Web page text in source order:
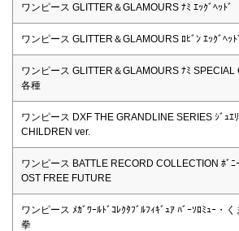
ワンピース GLITTER＆GLAMOURS ﾅﾐ ｴｯｸﾞﾍｯﾄﾞ
ワンピース GLITTER＆GLAMOURS ﾛﾋﾞﾝ ｴｯｸﾞﾍｯﾄ
ワンピース GLITTER＆GLAMOURS ﾅﾐ SPECIAL
各種
ワンピース DXF THE GRANDLINE SERIES ｼﾞｭｴﾘ
CHILDREN ver.
ワンピース BATTLE RECORD COLLECTION ﾎﾞﾆ
OST FREE FUTURE
ワンピース ﾒｶﾞﾜｰﾙﾄﾞｺﾚｸﾀﾌﾞﾙﾌｨｷﾞｭｱ ﾊﾞｰｿﾛﾐｭｰ・
拳